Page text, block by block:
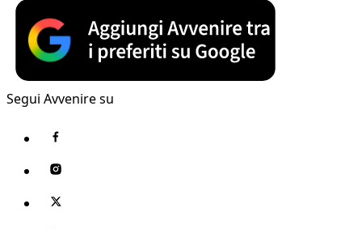
Segui Avvenire su